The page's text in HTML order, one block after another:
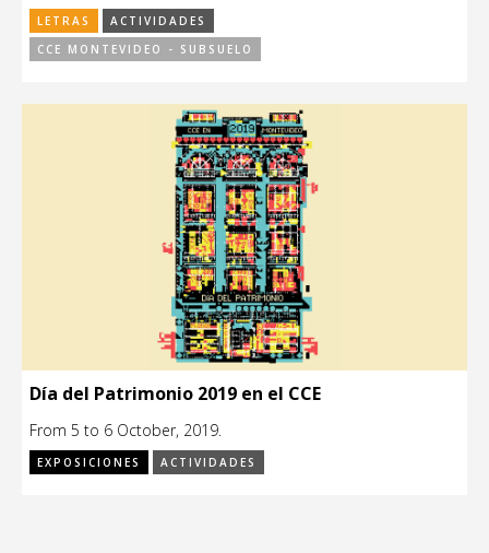
LETRAS
ACTIVIDADES
CCE MONTEVIDEO - SUBSUELO
Día del Patrimonio 2019 en el CCE
From 5 to 6 October, 2019.
EXPOSICIONES ACTIVIDADES